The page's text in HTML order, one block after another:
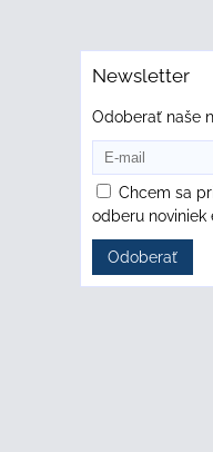
Newsletter
Odoberať naše
Chcem sa
odberu noviniek
Odoberať